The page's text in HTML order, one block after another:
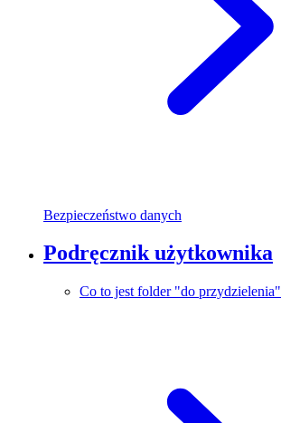
Bezpieczeństwo danych
Podręcznik użytkownika
Co to jest folder "do przydzielenia"